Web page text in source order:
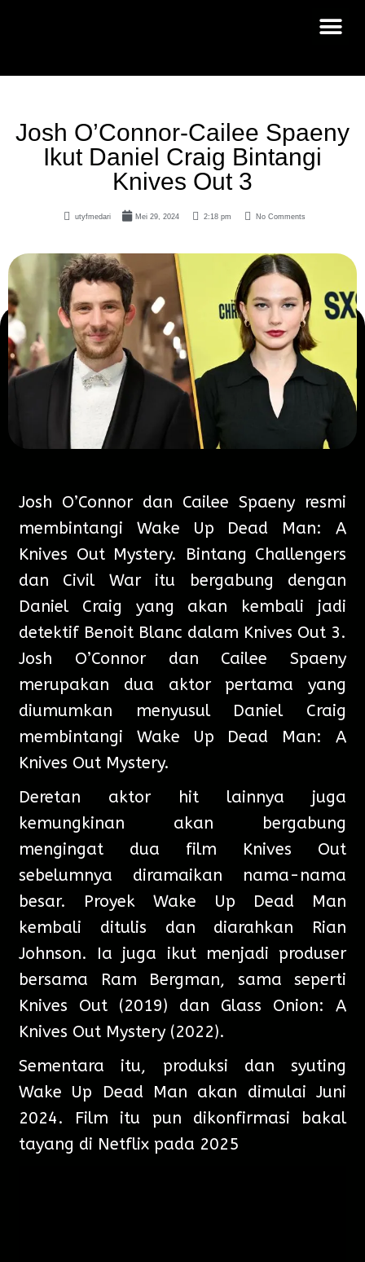
Josh O’Connor-Cailee Spaeny
Ikut Daniel Craig Bintangi
Knives Out 3
utyfmedari Mei 29, 2024 2:18 pm No Comments
Josh O’Connor dan Cailee Spaeny resmi
membintangi Wake Up Dead Man: A
Knives Out Mystery. Bintang Challengers
dan Civil War itu bergabung dengan
Daniel Craig yang akan kembali jadi
detektif Benoit Blanc dalam Knives Out 3.
Josh O’Connor dan Cailee Spaeny
merupakan dua aktor pertama yang
diumumkan menyusul Daniel Craig
membintangi Wake Up Dead Man: A
Knives Out Mystery.
Deretan aktor hit lainnya juga
kemungkinan akan bergabung
mengingat dua film Knives Out
sebelumnya diramaikan nama-nama
besar. Proyek Wake Up Dead Man
kembali ditulis dan diarahkan Rian
Johnson. Ia juga ikut menjadi produser
bersama Ram Bergman, sama seperti
Knives Out (2019) dan Glass Onion: A
Knives Out Mystery (2022).
Sementara itu, produksi dan syuting
Wake Up Dead Man akan dimulai Juni
2024. Film itu pun dikonfirmasi bakal
tayang di Netflix pada 2025